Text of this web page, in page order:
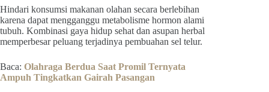
Hindari konsumsi makanan olahan secara berlebihan
karena dapat mengganggu metabolisme hormon alami
tubuh. Kombinasi gaya hidup sehat dan asupan herbal
memperbesar peluang terjadinya pembuahan sel telur.
Baca: Olahraga Berdua Saat Promil Ternyata
Ampuh Tingkatkan Gairah Pasangan